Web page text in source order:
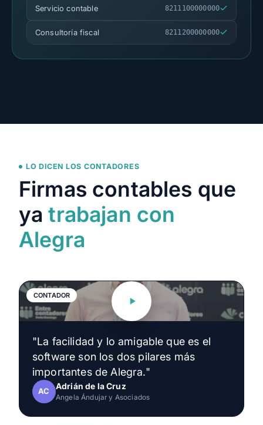
Servicio contable 8211100000000
Consultoría fiscal 8211200000000
LO DICEN LOS CONTADORES
Firmas contables que
yatrabajan con
Alegra
CONTADOR
"La facilidad y lo amigable que es el
software son los dos pilares más
importantes de Alegra."
AC Adrián de la Cruz
Angela Ándujar y Asociados